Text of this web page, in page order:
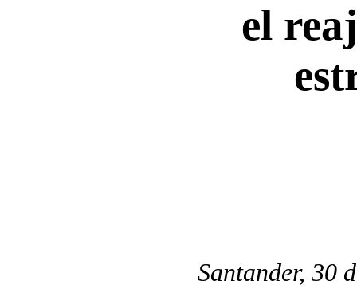
el
Santander, 30